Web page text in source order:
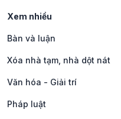
Xem nhiều
Bàn và luận
Xóa nhà tạm, nhà dột nát
Văn hóa - Giải trí
Pháp luật